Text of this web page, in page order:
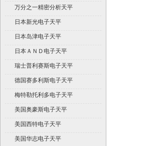
万分之一精密分析天平
日本新光电子天平
日本岛津电子天平
日本ＡＮＤ电子天平
瑞士普利赛斯电子天平
德国赛多利斯电子天平
梅特勒托利多电子天平
美国奥豪斯电子天平
美国西特电子天平
美国华志电子天平